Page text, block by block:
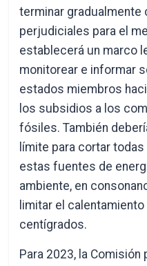
terminar
perjudiciales para el
establecerá un marco
monitorear e informar
estados miembros
los subsidios a los
fósiles. También
límite para cortar
estas fuentes de
ambiente, en
limitar el
centígrados.
Para 2023, la Comisión